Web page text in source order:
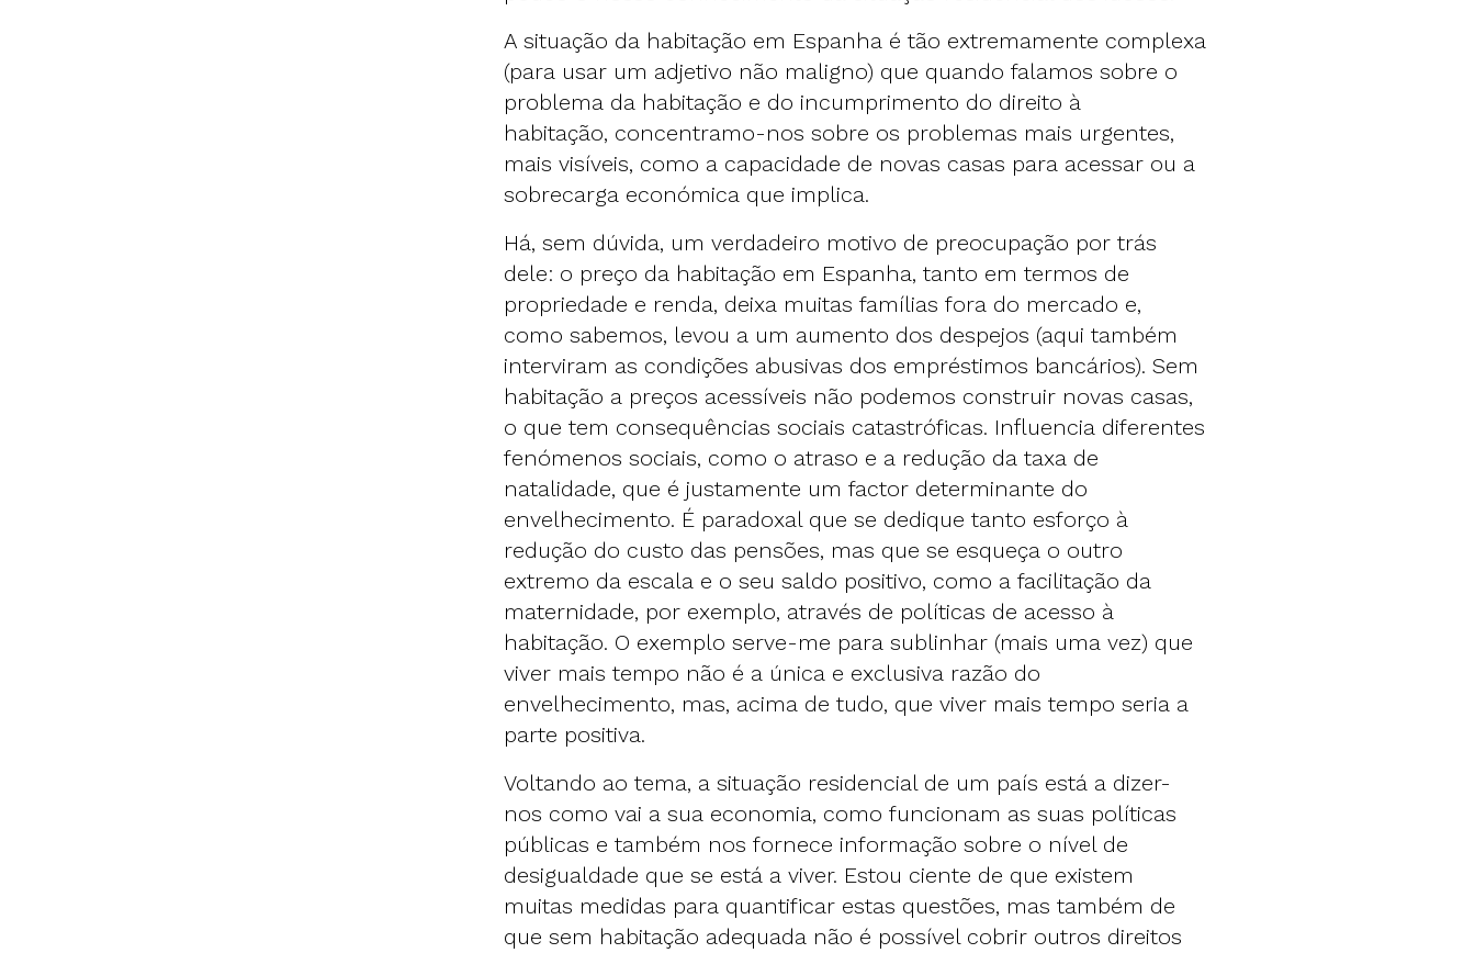
A situação da habitação em Espanha é tão extremamente complexa
(para usar um adjetivo não maligno) que quando falamos sobre o
problema da habitação e do incumprimento do direito à
habitação, concentramo-nos sobre os problemas mais urgentes,
mais visíveis, como a capacidade de novas casas para acessar ou a
sobrecarga económica que implica.
Há, sem dúvida, um verdadeiro motivo de preocupação por trás
dele: o preço da habitação em Espanha, tanto em termos de
propriedade e renda, deixa muitas famílias fora do mercado e,
como sabemos, levou a um aumento dos despejos (aqui também
interviram as condições abusivas dos empréstimos bancários). Sem
habitação a preços acessíveis não podemos construir novas casas,
o que tem consequências sociais catastróficas. Influencia diferentes
fenómenos sociais, como o atraso e a redução da taxa de
natalidade, que é justamente um factor determinante do
envelhecimento. É paradoxal que se dedique tanto esforço à
redução do custo das pensões, mas que se esqueça o outro
extremo da escala e o seu saldo positivo, como a facilitação da
maternidade, por exemplo, através de políticas de acesso à
habitação. O exemplo serve-me para sublinhar (mais uma vez) que
viver mais tempo não é a única e exclusiva razão do
envelhecimento, mas, acima de tudo, que viver mais tempo seria a
parte positiva.
Voltando ao tema, a situação residencial de um país está a dizer-
nos como vai a sua economia, como funcionam as suas políticas
públicas e também nos fornece informação sobre o nível de
desigualdade que se está a viver. Estou ciente de que existem
muitas medidas para quantificar estas questões, mas também de
que sem habitação adequada não é possível cobrir outros direitos